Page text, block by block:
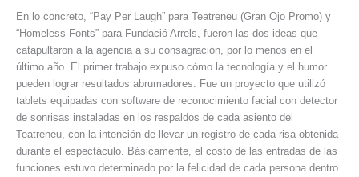
En lo concreto, “Pay Per Laugh” para Teatreneu (Gran Ojo Promo) y
“Homeless Fonts” para Fundació Arrels, fueron las dos ideas que
catapultaron a la agencia a su consagración, por lo menos en el
último año. El primer trabajo expuso cómo la tecnología y el humor
pueden lograr resultados abrumadores. Fue un proyecto que utilizó
tablets equipadas con software de reconocimiento facial con detector
de sonrisas instaladas en los respaldos de cada asiento del
Teatreneu, con la intención de llevar un registro de cada risa obtenida
durante el espectáculo. Básicamente, el costo de las entradas de las
funciones estuvo determinado por la felicidad de cada persona dentro